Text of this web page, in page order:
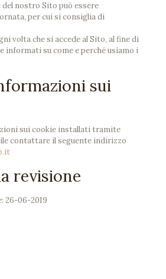
nostro Sito può essere
per cui si consiglia di
volta che si accede al Sito, al fine di
informati su come e perché usiamo i
sui
sui cookie installati tramite
contattare il seguente indirizzo
revisione
26-06-2019